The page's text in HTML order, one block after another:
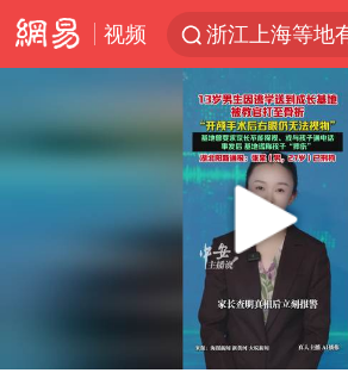
视频
浙江上海等地
金饰克价一夜
多家A股公司
直击东北超：
Play